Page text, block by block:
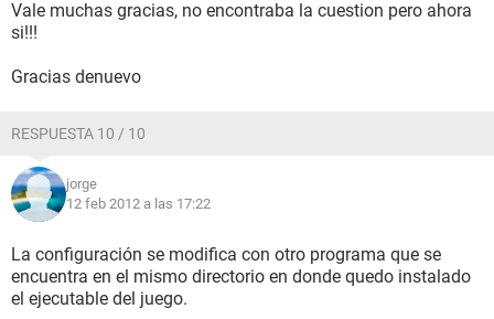
Vale muchas gracias, no encontraba la cuestion pero ahora
si!!!
Gracias denuevo
RESPUESTA 10 / 10
jorge
12 feb 2012 a las 17:22
La configuración se modifica con otro programa que se
encuentra en el mismo directorio en donde quedo instalado
el ejecutable del juego.